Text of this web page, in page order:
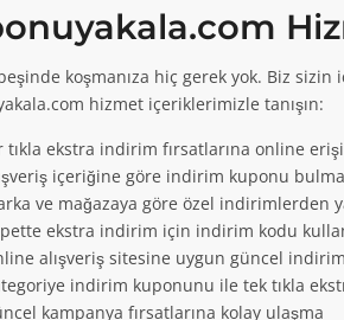
Zaful ilk üyeliğe %15
A-101 online alışveriş
uygulanmakta...
koşmanıza hiç gerek yok. Biz sizin
hizmet içeriklerimizle tanışın:
tıkla ekstra indirim fırsatlarına online
içeriğine göre indirim kuponu bulma
ve mağazaya göre özel indirimlerden
ekstra indirim için indirim kodu
alışveriş sitesine uygun güncel
indirim kuponunu ile tek tıkla
kampanya fırsatlarına kolay ulaşma